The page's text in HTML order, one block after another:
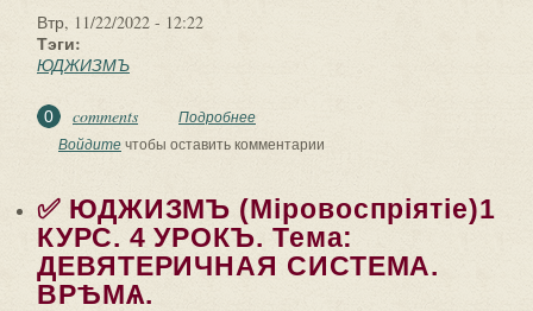
Втр, 11/22/2022 - 12:22
Тэги:
ЮДЖИЗМЪ
0 comments Подробнее
КУРСЪ. 5 УРОКЪ. ТЕМА: СКАЗЫ. Сказы
Войдитечтобы оставить комментарии
✅ ЮДЖИЗМЪ (Мiровоспрiятiе)1
КУРС. 4 УРОКЪ. Тема:
ДЕВЯТЕРИЧНАЯ СИСТЕМА.
ВРѢМѦ.